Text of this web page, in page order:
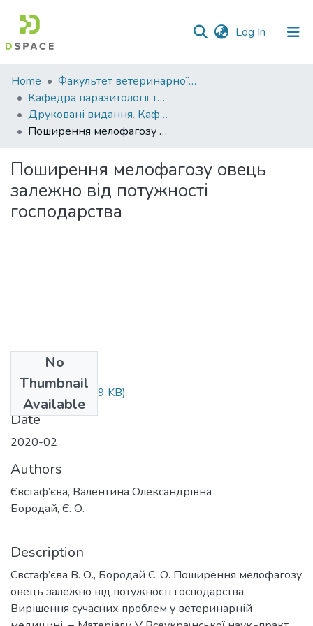
Log In (current)
Communities
&
Collections
All of DSpace
Statistics
Home
Факультет ветеринарної медицини
Кафедра паразитології та ветеринарно-санітарної експертизи
Друковані видання. Кафедра паразитології та ветеринарно-санітарної експертизи
Поширення мелофагозу овець залежно від потужності господарства
Поширення мелофагозу овець
залежно від потужності
господарства
No
Thumbnail
Available
Стаття.docx(22.89 KB)
Date
2020-02
Authors
Євстаф’єва, Валентина Олександрівна
Бородай, Є. О.
Description
Євстаф’єва В. О., Бородай Є. О. Поширення мелофагозу
овець залежно від потужності господарства.
Вирішення сучасних проблем у ветеринарній